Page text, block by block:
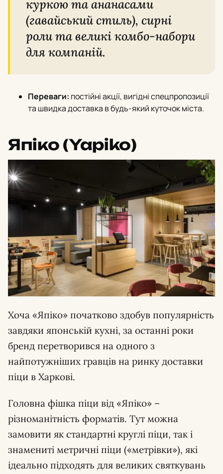
куркою та ананасами
(гавайський стиль), сирні
роли та великі комбо-набори
для компаній.
Переваги: постійні акції, вигідні спецпропозиції
та швидка доставка в будь-який куточок міста.
Япіко (Yapiko)
Хоча «Япіко» початково здобув популярність
завдяки японській кухні, за останні роки
бренд перетворився на одного з
найпотужніших гравців на ринку доставки
піци в Харкові.
Головна фішка піци від «Япіко» –
різноманітність форматів. Тут можна
замовити як стандартні круглі піци, так і
знамениті метричні піци («метрівки»), які
ідеально підходять для великих святкувань